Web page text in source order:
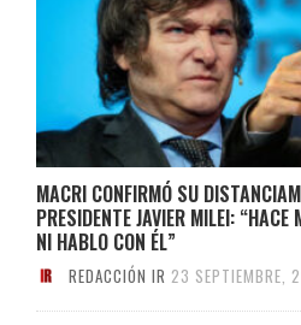
MACRI CONFIRMÓ SU
PRESIDENTE JAVIER MILEI: “HACE
NI HABLO CON ÉL”
REDACCIÓN IR 23 SEPTIEMBRE,